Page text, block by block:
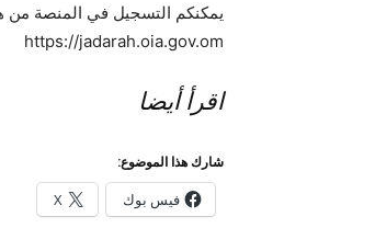
يمكنكم التسجيل في المنصة من
https://jadarah.oia.gov.om
اقرأ أيضا
شارك هذا الموضوع:
فيس بوك X